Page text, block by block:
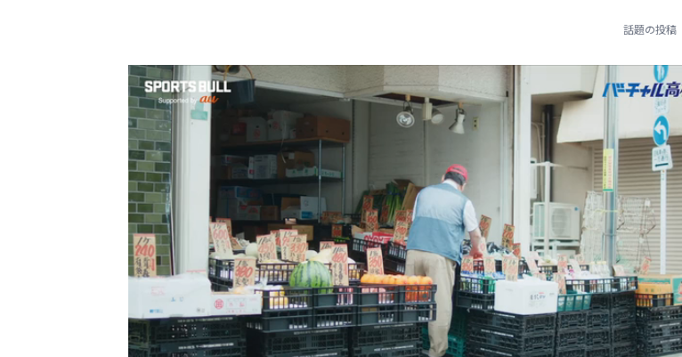
話題の投稿